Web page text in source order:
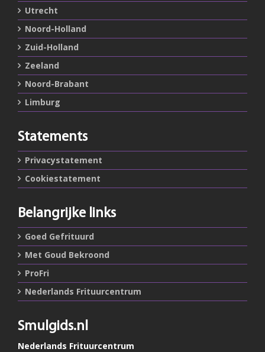
Utrecht
Noord-Holland
Zuid-Holland
Zeeland
Noord-Brabant
Limburg
Statements
Privacystatement
Cookiestatement
Belangrijke links
Goed Gefrituurd
Met Goud Bekroond
ProFri
Nederlands Frituurcentrum
Smulgids.nl
Nederlands Frituurcentrum